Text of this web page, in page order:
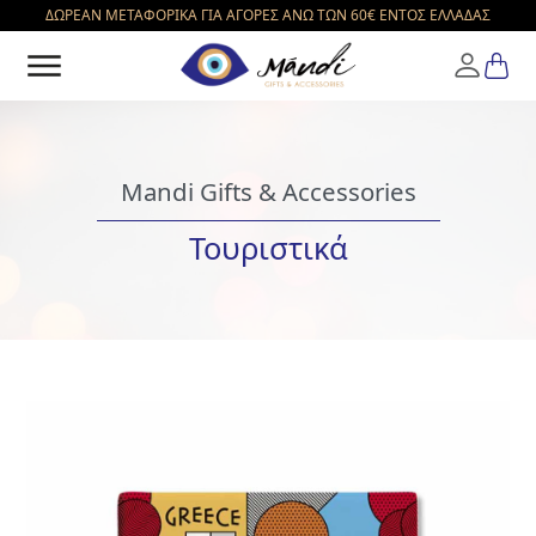
ΔΩΡΕΑΝ ΜΕΤΑΦΟΡΙΚΑ ΓΙΑ ΑΓΟΡΕΣ ΑΝΩ ΤΩΝ 60€ ΕΝΤΟΣ ΕΛΛΑΔΑΣ
ΦΛΙΤΖΑΝΑΚΙΑ
Mandi Gifts & Accessories
Τουριστικά